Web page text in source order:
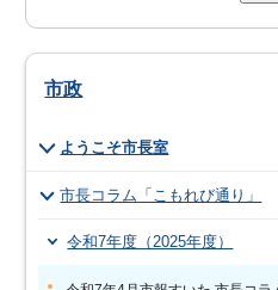
市政
ようこそ市長室
市長コラム「こもれび通り」
令和7年度（2025年度）